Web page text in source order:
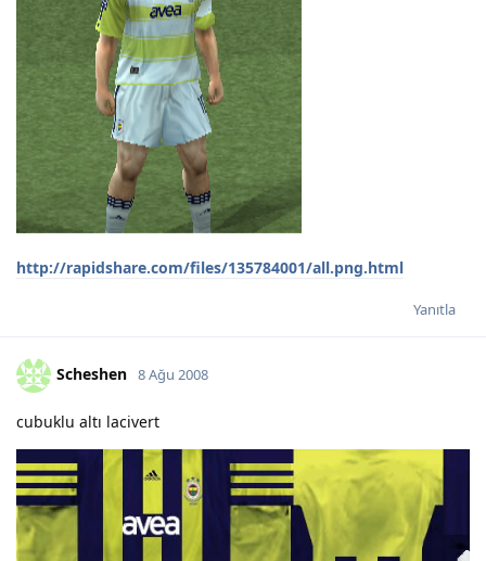
http://rapidshare.com/files/135784001/all.png.html
Yanıtla
Scheshen 8 Ağu 2008
cubuklu altı lacivert